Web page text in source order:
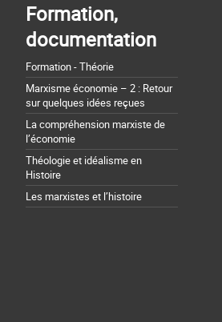
Formation,
documentation
Formation - Théorie
Marxisme économie – 2 : Retour
sur quelques idées reçues
La compréhension marxiste de
l’économie
Théologie et idéalisme en
Histoire
Les marxistes et l’histoire